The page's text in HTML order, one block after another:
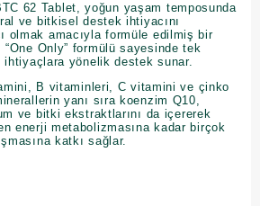
62 Tablet, yoğun yaşam temposunda
ve bitkisel destek ihtiyacını
olmak amacıyla formüle edilmiş bir
“One Only” formülü sayesinde tek
yönelik destek sunar.
B vitaminleri, C vitamini ve çinko
yanı sıra koenzim Q10,
ve bitki ekstraktlarını da içererek
enerji metabolizmasına kadar birçok
katkı sağlar.